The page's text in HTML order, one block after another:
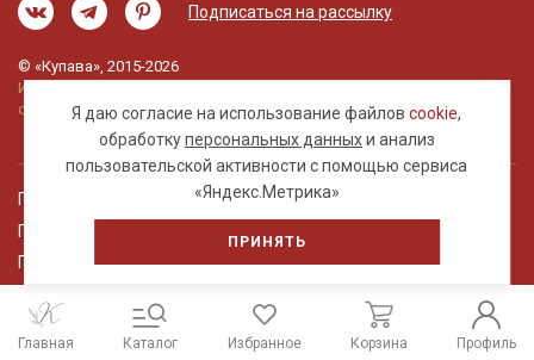
Я даю согласие на использование файловcookie,
обработкуперсональных данныхи анализ
пользовательской активности с помощью сервиса
«Яндекс.Метрика»
ПРИНЯТЬ
Подписаться на рассылку
© «Купава», 2015-2026
Информация на сайте не является публичной
офертой.
Правовая информация
Политика обработки персональных данных
Пользовательское соглашение
Главная Каталог Избранное Корзина Профиль